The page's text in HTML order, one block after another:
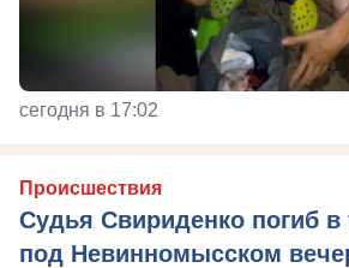
сегодня в 17:02
Происшествия
Судья Свириденко погиб
под Невинномысском